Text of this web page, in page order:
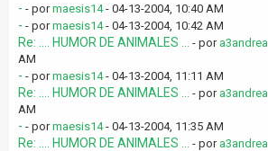
- - pormaesis14- 04-13-2004, 10:40 AM
- - pormaesis14- 04-13-2004, 10:42 AM
Re: .... HUMOR DE ANIMALES ... - por a3andrea
AM
- - pormaesis14- 04-13-2004, 11:11 AM
Re: .... HUMOR DE ANIMALES ... - por a3andrea
AM
- - pormaesis14- 04-13-2004, 11:35 AM
Re: .... HUMOR DE ANIMALES ... - por a3andrea